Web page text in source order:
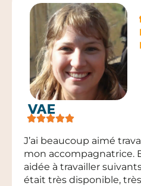
VAE
J’ai beaucoup aimé
mon accompagnatrice.
aidée à travailler
était très disponible, très